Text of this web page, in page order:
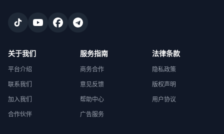
关于我们
平台介绍
联系我们
加入我们
合作伙伴
服务指南
商务合作
意见反馈
帮助中心
广告服务
法律条款
隐私政策
版权声明
用户协议